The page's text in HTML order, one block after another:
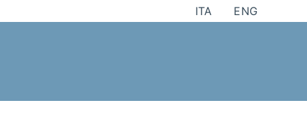
to
ITA ENG